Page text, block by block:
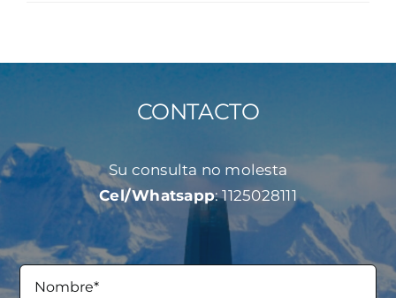
CONTACTO
Su consulta no molesta
Cel/Whatsapp: 1125028111